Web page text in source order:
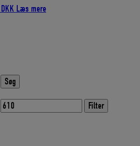
DKK Den
Læs mere
Søg
Højeste
pris
Filter